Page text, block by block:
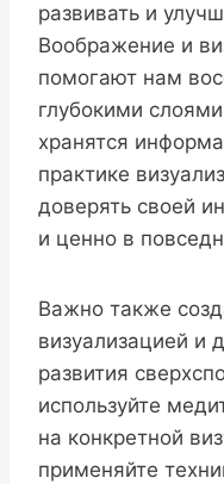
развивать и
Воображение и
помогают нам
глубокими
хранятся
практике
доверять своей
и ценно в
Важно также
визуализацией и
развития
используйте
на конкретной
применяйте